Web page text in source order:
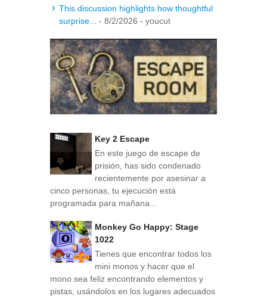
This discussion highlights how thoughtful
surprise...
- 8/2/2026 - youcut
Key 2 Escape
En este juego de escape de
prisión, has sido condenado
recientemente por asesinar a
cinco personas, tu ejecución está
programada para mañana...
Monkey Go Happy: Stage
1022
Tienes que encontrar todos los
mini monos y hacer que el
mono sea feliz encontrando elementos y
pistas, usándolos en los lugares adecuados